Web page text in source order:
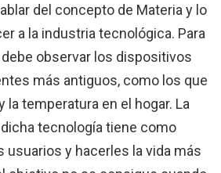
del concepto de Materia y lo
a la industria tecnológica. Para
observar los dispositivos
más antiguos, como los que
la temperatura en el hogar. La
tecnología tiene como
usuarios y hacerles la vida más